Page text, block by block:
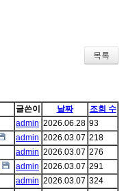
목록
글쓴이 날짜
조회 수
admin 2026.06.28 93
admin 2026.03.07 218
admin 2026.03.07 276
admin 2026.03.07 291
admin 2026.03.07 324